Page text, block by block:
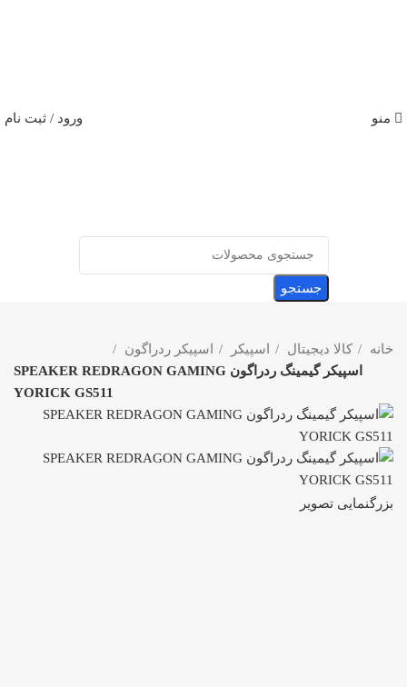
منو ورود / ثبت نام
جستجو
خانه کالا دیجیتال اسپیکر
اسپیکر ردراگون
اسپیکر گیمینگ ردراگون SPEAKER REDRAGON GAMING
YORICK GS511
بزرگنمایی تصویر